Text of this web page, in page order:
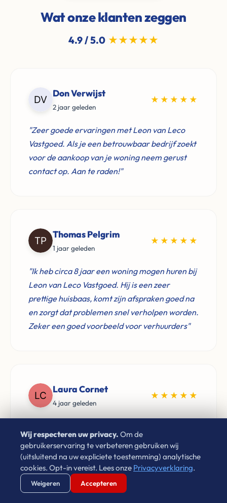
Wat onze klanten zeggen
4.9 / 5.0 ★★★★★
Don Verwijst
2 jaar geleden
★★★★★
"Zeer goede ervaringen met Leon van Leco
Vastgoed. Als je een betrouwbaar bedrijf zoekt
voor de aankoop van je woning neem gerust
contact op. Aan te raden!"
Thomas Pelgrim
1 jaar geleden
★★★★★
"Ik heb circa 8 jaar een woning mogen huren bij
Leon van Leco Vastgoed. Hij is een zeer
prettige huisbaas, komt zijn afspraken goed na
en zorgt dat problemen snel verholpen worden.
Zeker een goed voorbeeld voor verhuurders"
Laura Cornet
4 jaar geleden
★★★★★
Eindhoven. Hij is netjes, vriendelijk en zorgt
ervoor dat problemen altijd op een goede
manier opgelost worden. Prima huurbaas!"
Wij respecteren uw privacy. Om de
gebruikerservaring te verbeteren gebruiken wij
(uitsluitend na uw expliciete toestemming) analytische
cookies. Opt-in vereist. Lees onze Privacyverklaring.
Weigeren Accepteren
Verstuur WhatsApp